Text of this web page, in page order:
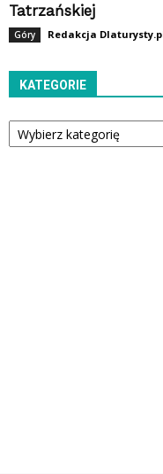
Tatrzańskiej
Góry Redakcja
KATEGORIE
Kategorie